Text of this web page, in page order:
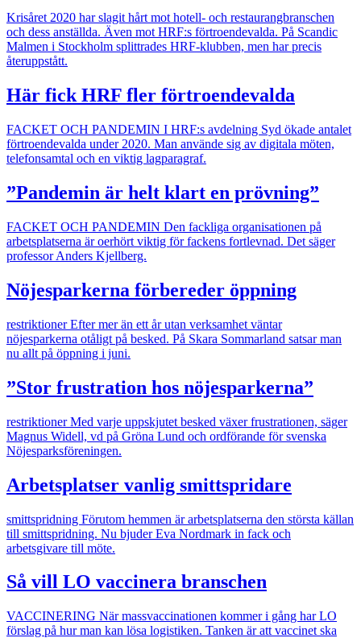
Krisåret 2020 har slagit hårt mot hotell- och restaurangbranschen
och dess anställda. Även mot HRF:s förtroendevalda. På Scandic
Malmen i Stockholm splittrades HRF-klubben, men har precis
återuppstått.
Här fick HRF fler förtroendevalda
FACKET OCH PANDEMIN I HRF:s avdelning Syd ökade antalet
förtroendevalda under 2020. Man använde sig av digitala möten,
telefonsamtal och en viktig lagparagraf.
”Pandemin är helt klart en prövning”
FACKET OCH PANDEMIN Den fackliga organisationen på
arbetsplatserna är oerhört viktig för fackens fortlevnad. Det säger
professor Anders Kjellberg.
Nöjesparkerna förbereder öppning
restriktionerEfter mer än ett år utan verksamhet väntar
nöjesparkerna otåligt på besked. På Skara Sommarland satsar man
nu allt på öppning i juni.
”Stor frustration hos nöjesparkerna”
restriktionerMed varje uppskjutet besked växer frustrationen, säger
Magnus Widell, vd på Gröna Lund och ordförande för svenska
Nöjesparksföreningen.
Arbetsplatser vanlig smittspridare
smittspridning Förutom hemmen är arbetsplatserna den största källan
till smittspridning. Nu bjuder Eva Nordmark in fack och
arbetsgivare till möte.
Så vill LO vaccinera branschen
VACCINERING När massvaccinationen kommer i gång har LO
förslag på hur man kan lösa logistiken. Tanken är att vaccinet ska